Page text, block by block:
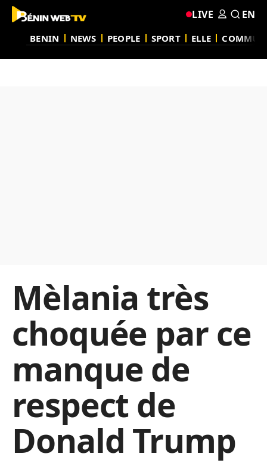
BENIN NEWS PEOPLE SPORT ELLE
LIVE EN
Mèlania très
choquée par ce
manque de
respect de
Donald Trump